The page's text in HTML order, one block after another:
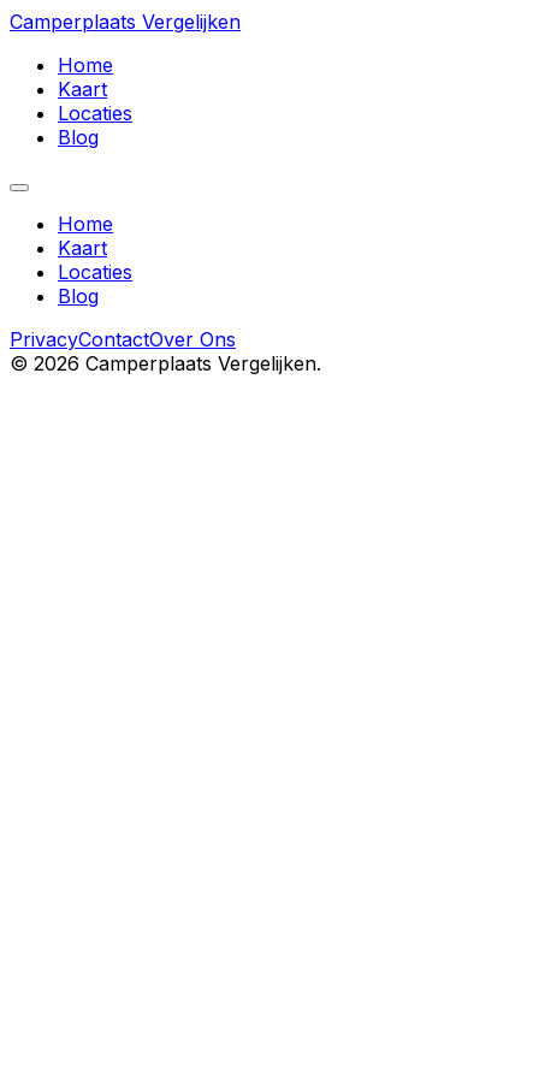
Camperplaats Vergelijken
Home
Kaart
Locaties
Blog
Home
Kaart
Locaties
Blog
PrivacyContactOver Ons
© 2026 Camperplaats Vergelijken.